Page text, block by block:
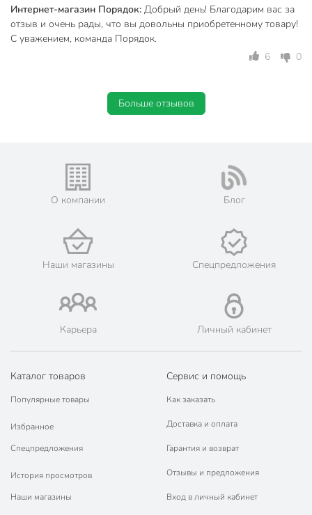
Интернет-магазин Порядок: Добрый день! Благодарим вас за
отзыв и очень рады, что вы довольны приобретенному товару!
С уважением, команда Порядок.
6
0
Больше отзывов
О компании Блог
Наши магазины Спецпредложения
Карьера Личный кабинет
Каталог товаров
Популярные товары
Избранное
Спецпредложения
История просмотров
Наши магазины
Сервис и помощь
Как заказать
Доставка и оплата
Гарантия и возврат
Отзывы и предложения
Вход в личный кабинет